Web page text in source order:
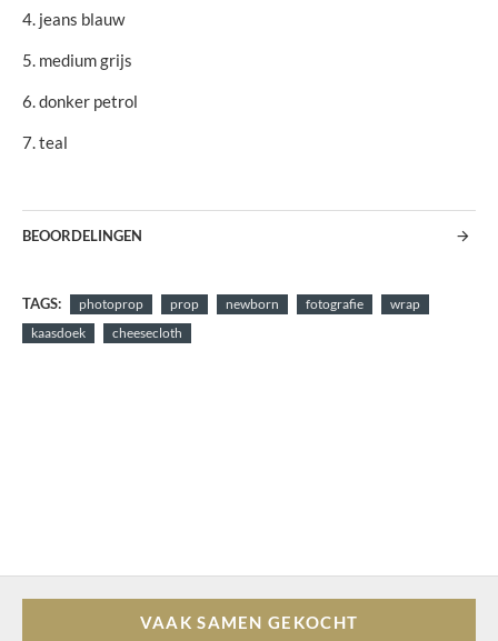
4. jeans blauw
5. medium grijs
6. donker petrol
7. teal
BEOORDELINGEN
TAGS: photoprop prop newborn fotografie
wrap
kaasdoek
cheesecloth
VAAK SAMEN GEKOCHT